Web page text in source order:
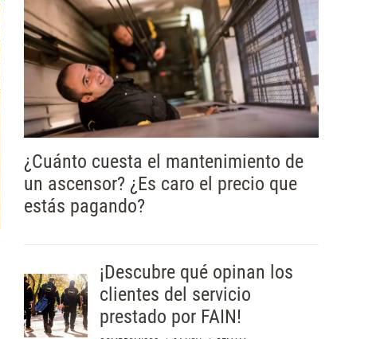
¿Cuánto cuesta el mantenimiento de
un ascensor? ¿Es caro el precio que
estás pagando?
¡Descubre qué opinan los
clientes del servicio
prestado por FAIN!